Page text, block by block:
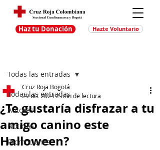
Haz tu Donación Hazte Voluntario
Todas las entradas
Autores
Noticias
Promociones
Todas las entradas
¿Te gustaría disfrazar a tu
amigo canino este
Halloween?
Cruz Roja Bogotá
29 oct 20242 min de lectura